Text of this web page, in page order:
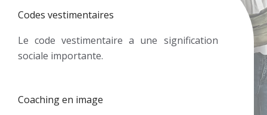
Codes vestimentaires
Le code vestimentaire a une signification
sociale importante.
Coaching en image